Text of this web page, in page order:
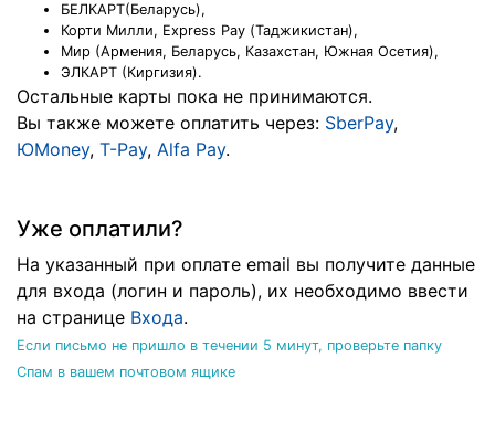
БЕЛКАРТ(Беларусь),
Корти Милли, Express Pay (Таджикистан),
Мир (Армения, Беларусь, Казахстан, Южная Осетия),
ЭЛКАРТ (Киргизия).
Остальные карты пока не принимаются.
Вы также можете оплатить через: SberPay,
ЮMoney, T-Pay, Alfa Pay.
Уже оплатили?
На указанный при оплате email вы получите данные
для входа (логин и пароль), их необходимо ввести
на странице Входа.
Если письмо не пришло в течении 5 минут, проверьте папку
Спам в вашем почтовом ящике